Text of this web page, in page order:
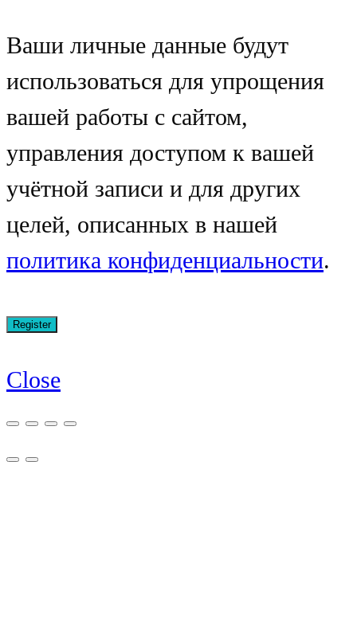
Ваши личные данные будут
использоваться для упрощения
вашей работы с сайтом,
управления доступом к вашей
учётной записи и для других
целей, описанных в нашей
политика конфиденциальности.
Close